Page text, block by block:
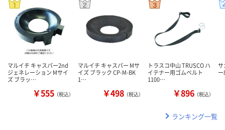
マルイチ キャスパー2nd
ジェネレーション Mサイ
ズ ブラッ…
￥555 （税込）
マルイチ キャスパー Mサ
イズ ブラック CP-M-BK
1…
￥498 （税込）
トラスコ中山 TRUSCO ハ
イテナー用ゴムベルト
1100…
￥896 （税込）
サ
ー
ランキング一覧